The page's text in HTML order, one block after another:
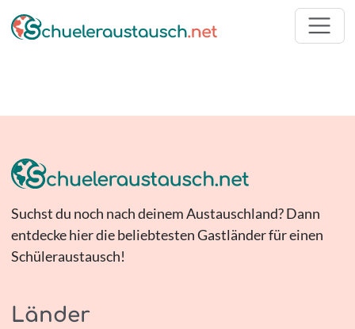
Suchst du noch nach deinem Austauschland? Dann
entdecke hier die beliebtesten Gastländer für einen
Schüleraustausch!
Länder